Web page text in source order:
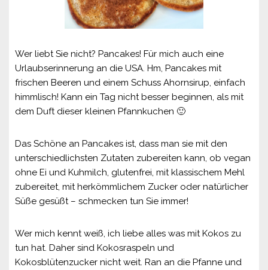
Wer liebt Sie nicht? Pancakes! Für mich auch eine
Urlaubserinnerung an die USA. Hm, Pancakes mit
frischen Beeren und einem Schuss Ahornsirup, einfach
himmlisch! Kann ein Tag nicht besser beginnen, als mit
dem Duft dieser kleinen Pfannkuchen 🙂
Das Schöne an Pancakes ist, dass man sie mit den
unterschiedlichsten Zutaten zubereiten kann, ob vegan
ohne Ei und Kuhmilch, glutenfrei, mit klassischem Mehl
zubereitet, mit herkömmlichem Zucker oder natürlicher
Süße gesüßt – schmecken tun Sie immer!
Wer mich kennt weiß, ich liebe alles was mit Kokos zu
tun hat. Daher sind Kokosraspeln und
Kokosblütenzucker nicht weit. Ran an die Pfanne und